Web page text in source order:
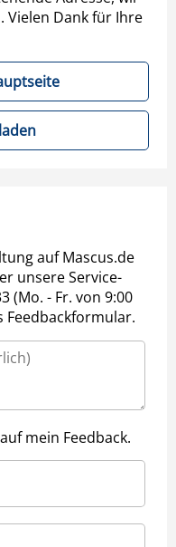
Vielen Dank für Ihre
auf Mascus.de
unsere Service-
(Mo. - Fr. von 9:00
Feedbackformular.
mein Feedback.